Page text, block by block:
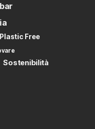
Plastic Free
Sostenibilità